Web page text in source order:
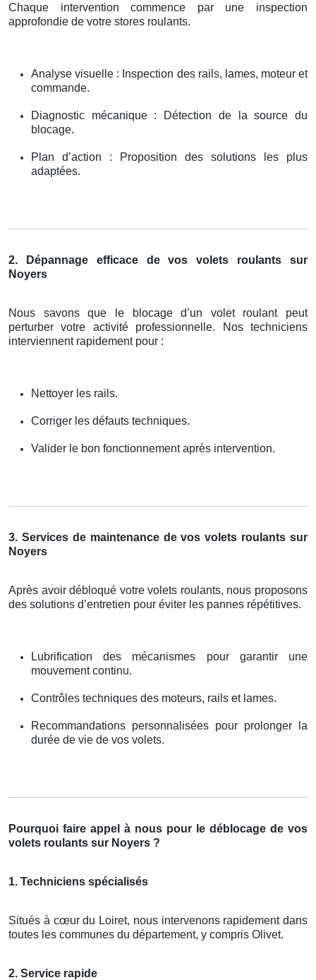
Chaque intervention commence par une inspection
approfondie de votre stores roulants.
Analyse visuelle : Inspection des rails, lames, moteur et
commande.
Diagnostic mécanique : Détection de la source du
blocage.
Plan d’action : Proposition des solutions les plus
adaptées.
2. Dépannage efficace de vos volets roulants sur
Noyers
Nous savons que le blocage d’un volet roulant peut
perturber votre activité professionnelle. Nos techniciens
interviennent rapidement pour :
Nettoyer les rails.
Corriger les défauts techniques.
Valider le bon fonctionnement après intervention.
3. Services de maintenance de vos volets roulants sur
Noyers
Après avoir débloqué votre volets roulants, nous proposons
des solutions d’entretien pour éviter les pannes répétitives.
Lubrification des mécanismes pour garantir une
mouvement continu.
Contrôles techniques des moteurs, rails et lames.
Recommandations personnalisées pour prolonger la
durée de vie de vos volets.
Pourquoi faire appel à nous pour le déblocage de vos
volets roulants sur Noyers ?
1. Techniciens spécialisés
Situés à cœur du Loiret, nous intervenons rapidement dans
toutes les communes du département, y compris Olivet.
2. Service rapide